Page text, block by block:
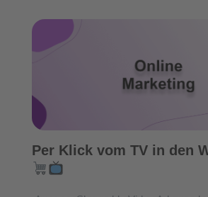
Per Klick vom TV in den